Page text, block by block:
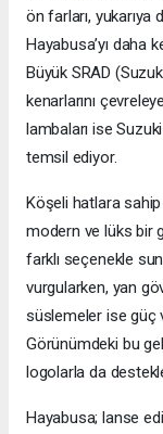
ön farları,
Hayabusa’yı daha
Büyük SRAD
kenarlarını
lambaları ise
temsil ediyor.
Köşeli hatlara
modern ve lüks bir
farklı seçenekle
vurgularken, yan
süslemeler ise güç
Görünümdeki bu
logolarla da
Hayabusa; lanse